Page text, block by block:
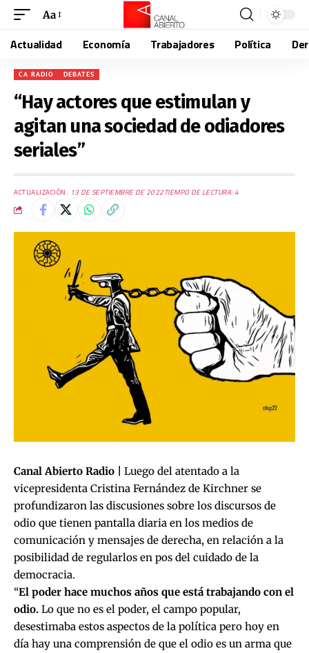
Aa
Actualidad Economía Trabajadores Política
CA RADIO DEBATES
“Hay actores que estimulan y
agitan una sociedad de odiadores
seriales”
ACTUALIZACIÓN: 13 DE SEPTIEMBRE DE 2022TIEMPO DE LECTURA: 4
Canal Abierto Radio |
Luego del atentado a la
vicepresidenta Cristina Fernández de Kirchner se
profundizaron las discusiones sobre los discursos de
odio que tienen pantalla diaria en los medios de
comunicación y mensajes de derecha, en relación a la
posibilidad de regularlos en pos del cuidado de la
democracia.
“El poder hace muchos años que está trabajando con el
odio. Lo que no es el poder, el campo popular,
desestimaba estos aspectos de la política pero hoy en
día hay una comprensión de que el odio es un arma que